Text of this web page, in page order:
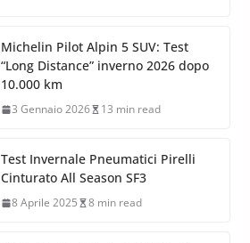
Michelin Pilot Alpin 5 SUV: Test
“Long Distance” inverno 2026 dopo
10.000 km
3 Gennaio 2026 13 min read
Test Invernale Pneumatici Pirelli
Cinturato All Season SF3
8 Aprile 2025 8 min read